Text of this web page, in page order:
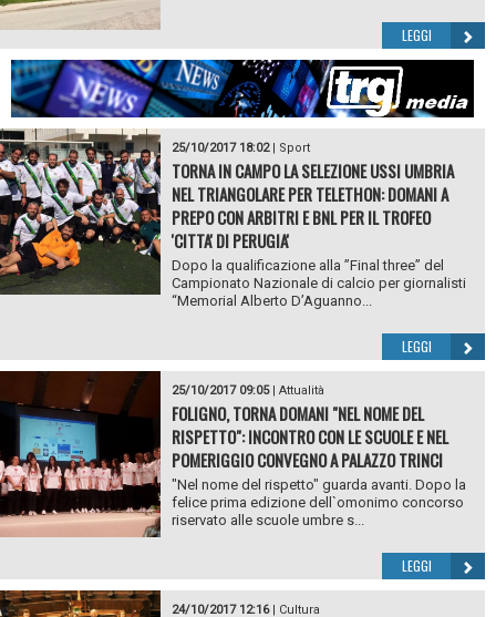
LEGGI
25/10/2017 18:02| Sport
TORNA IN CAMPO LA SELEZIONE USSI UMBRIA
NEL TRIANGOLARE PER TELETHON: DOMANI A
PREPO CON ARBITRI E BNL PER IL TROFEO
'CITTA' DI PERUGIA'
Dopo la qualificazione alla ”Final three” del
Campionato Nazionale di calcio per giornalisti
“Memorial Alberto D’Aguanno...
LEGGI
25/10/2017 09:05| Attualità
FOLIGNO, TORNA DOMANI "NEL NOME DEL
RISPETTO": INCONTRO CON LE SCUOLE E NEL
POMERIGGIO CONVEGNO A PALAZZO TRINCI
"Nel nome del rispetto" guarda avanti. Dopo la
felice prima edizione dell`omonimo concorso
riservato alle scuole umbre s...
LEGGI
24/10/2017 12:16| Cultura